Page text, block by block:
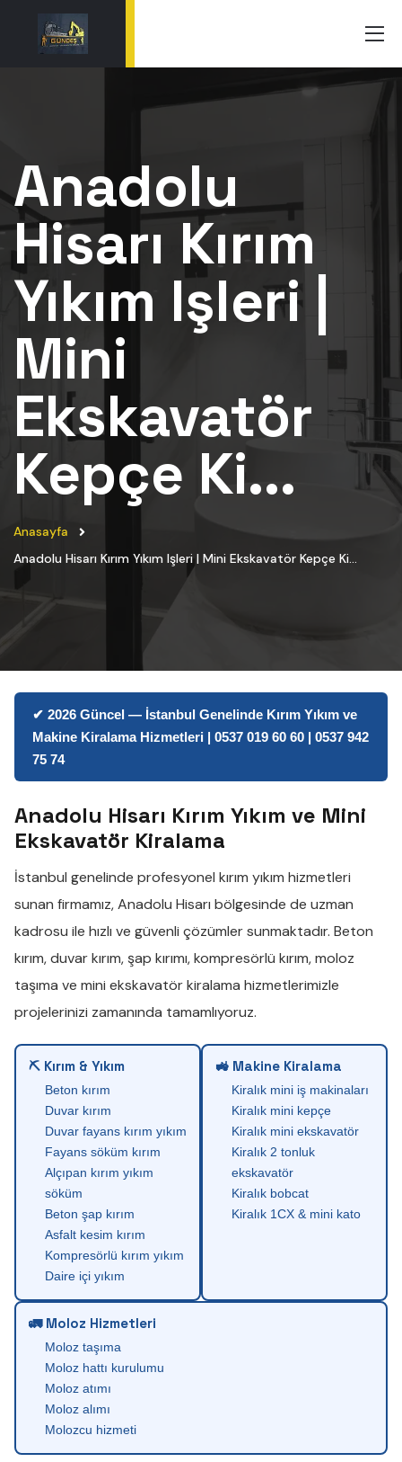
Anadolu
Hisarı Kırım
Yıkım Işleri |
Mini
Ekskavatör
Kepçe Ki...
Anasayfa
Anadolu Hisarı Kırım Yıkım Işleri | Mini Ekskavatör Kepçe Ki...
✔ 2026 Güncel — İstanbul Genelinde Kırım Yıkım ve
Makine Kiralama Hizmetleri | 0537 019 60 60 | 0537 942
75 74
Anadolu Hisarı Kırım Yıkım ve Mini
Ekskavatör Kiralama
İstanbul genelinde profesyonel kırım yıkım hizmetleri
sunan firmamız,Anadolu Hisarı bölgesinde de uzman
kadrosu ile hızlı ve güvenli çözümler sunmaktadır. Beton
kırım,duvar kırım,şap kırımı,kompresörlü kırım,moloz
taşıma ve mini ekskavatör kiralama hizmetlerimizle
projelerinizi zamanında tamamlıyoruz.
⛏ Kırım & Yıkım
Beton kırım
Duvar kırım
Duvar fayans kırım yıkım
Fayans söküm kırım
Alçıpan kırım yıkım
söküm
Beton şap kırım
Asfalt kesim kırım
Kompresörlü kırım yıkım
Daire içi yıkım
🚜 Makine Kiralama
Kiralık mini iş makinaları
Kiralık mini kepçe
Kiralık mini ekskavatör
Kiralık 2 tonluk
ekskavatör
Kiralık bobcat
Kiralık 1CX & mini kato
🚛 Moloz Hizmetleri
Moloz taşıma
Moloz hattı kurulumu
Moloz atımı
Moloz alımı
Molozcu hizmeti